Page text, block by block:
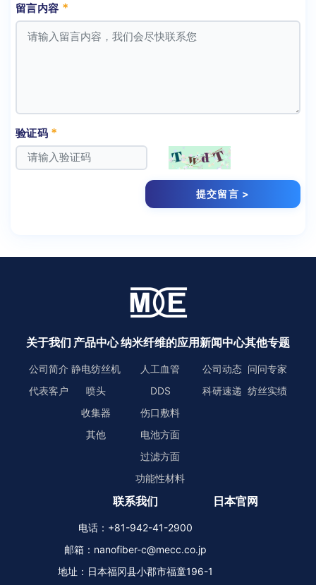
留言内容 *
验证码 *
提交留言 >
关于我们
公司简介
代表客户
产品中心
静电纺丝机
喷头
收集器
其他
纳米纤维的应用
人工血管
DDS
伤口敷料
电池方面
过滤方面
功能性材料
新闻中心
公司动态
科研速递
其他专题
问问专家
纺丝实绩
联系我们
电话：+81-942-41-2900
邮箱：nanofiber-c@mecc.co.jp
地址：日本福冈县小郡市福童196-1
日本官网